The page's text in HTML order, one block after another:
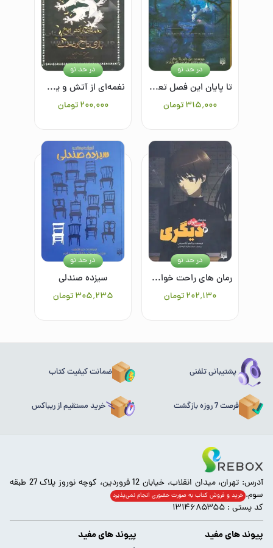
تا پایان این فصل تعطیل است
۳۱۵٬۰۰۰تومان
در حد نو
نغمه‌ای از آتش و یخ (کتاب اول): بازی تاج و تخت (قسمت اول)
۲۰۰٬۰۰۰ تومان
در حد نو
رمان های راحت خوان دیگری4
۲۰۲٬۱۳۰تومان
در حد نو
سیزده صندلی
۳۰۵٬۲۳۵ تومان
در حد نو
پشتیبانی تلفنی ضمانت کیفیت کتاب
فرصت 7 روزه بازگشت خرید مستقیم از ریباکس
آدرس: تهران، میدان انقلاب، خیابان 12 فروردین، کوچه نوروز پلاک 27 طبقه
سوم. خرید و فروش کتاب به صورت حضوری انجام‌ نمی‌پذیرد
کد پستی : ۱۳۱۴۶۸۵۳۵۵
پیوند های مفید پیوند های مفید